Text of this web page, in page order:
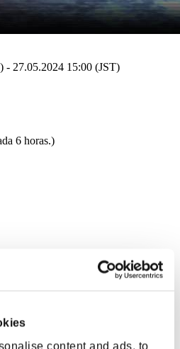
content and ads, to
- 27.05.2024 15:00 (JST)
6 horas.)